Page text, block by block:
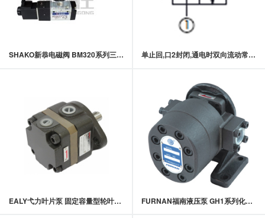
SHAKO新恭电磁阀 BM320系列三口二位引导式电磁阀 单止回,口2封闭,通电时双向流动常闭型提动轴型电磁方向阀
EALY弋力叶片泵 固定容量型轮叶泵 FA1,FB1系列低压定量叶片泵 FURNAN福南液压泵 GH1系列化工(PU)计量泵